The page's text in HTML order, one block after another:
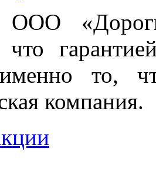
ООО
что
то,
компания.